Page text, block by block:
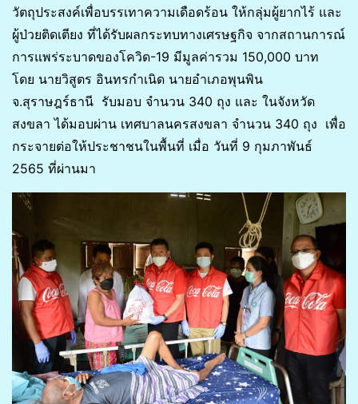
วัตถุประสงค์เพื่อบรรเทาความเดือดร้อน ให้กลุ่มผู้ยากไร้ และ
ผู้ป่วยติดเตียง ที่ได้รับผลกระทบทางเศรษฐกิจ จากสถานการณ์
การแพร่ระบาดของโควิด-19 มีมูลค่ารวม 150,000 บาท
โดย นายวิสูตร อินทรกำเนิด นายอำเภอพุนพิน
จ.สุราษฎร์ธานี รับมอบ จำนวน 340 ถุง และ ในจังหวัด
สงขลา ได้มอบผ่าน เทศบาลนครสงขลา จำนวน 340 ถุง เพื่อ
กระจายต่อให้ประชาชนในพื้นที่ เมื่อ วันที่ 9 กุมภาพันธ์
2565 ที่ผ่านมา